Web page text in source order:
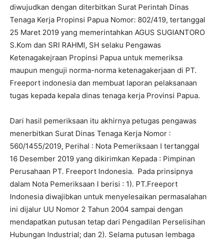
diwujudkan dengan diterbitkan Surat Perintah Dinas
Tenaga Kerja Propinsi Papua Nomor: 802/419, tertanggal
25 Maret 2019 yang memerintahkan AGUS SUGIANTORO
S.Kom dan SRI RAHMI, SH selaku Pengawas
Ketenagakejraan Propinsi Papua untuk memeriksa
maupun menguji norma-norma ketenagakerjaan di PT.
Freeport indonesia dan membuat laporan pelaksanaan
tugas kepada kepala dinas tenaga kerja Provinsi Papua.
Dari hasil pemeriksaan itu akhirnya petugas pengawas
menerbitkan Surat Dinas Tenaga Kerja Nomor :
560/1455/2019, Perihal : Nota Pemeriksaan I tertanggal
16 Desember 2019 yang dikirimkan Kepada : Pimpinan
Perusahaan PT. Freeport Indonesia. Pada prinsipnya
dalam Nota Pemeriksaan I berisi : 1). PT.Freeport
Indonesia diwajibkan untuk menyelesaikan permasalahan
ini dijalur UU Nomor 2 Tahun 2004 sampai dengan
mendapatkan putusan tetap dari Pengadilan Perselisihan
Hubungan Industrial; dan 2). Selama putusan lembaga